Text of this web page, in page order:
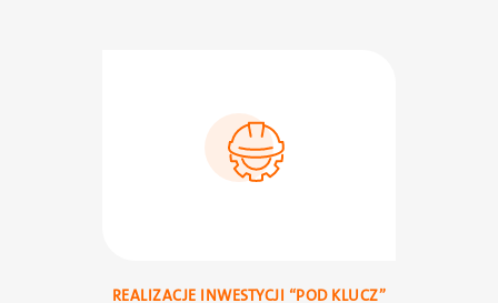
SVG
REALIZACJE INWESTYCJI “POD KLUCZ”